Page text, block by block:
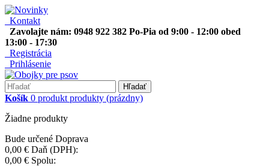
Kontakt
Zavolajte nám: 0948 922 382 Po-Pia od 9:00 - 12:00 obed
13:00 - 17:30
Registrácia
Prihlásenie
Hľadať
Košík 0 produkt produkty (prázdny)
Žiadne produkty
Bude určené Doprava
0,00 € Daň (DPH):
0,00 € Spolu: